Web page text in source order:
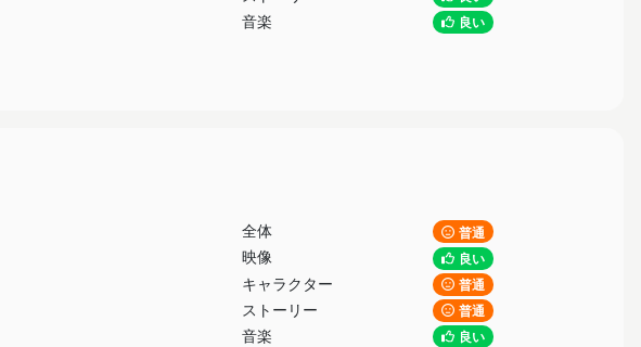
音楽 良い
全体 普通
映像 良い
キャラクター 普通
ストーリー 普通
音楽 良い